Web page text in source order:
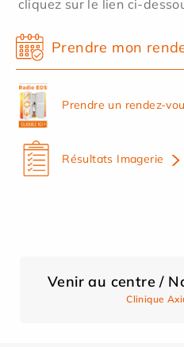
cliquez sur le lien ci-
Prendre mon
Prendre un rendez-
Résultats Imagerie
Venir au centre /
Clinique